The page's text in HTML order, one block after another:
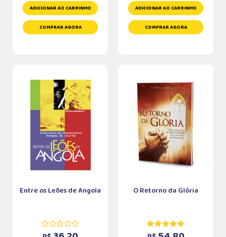
ADICIONAR AO CARRINHO
COMPRAR AGORA
ADICIONAR AO CARRINHO
COMPRAR AGORA
Entre os Leões de Angola O Retorno da Glória